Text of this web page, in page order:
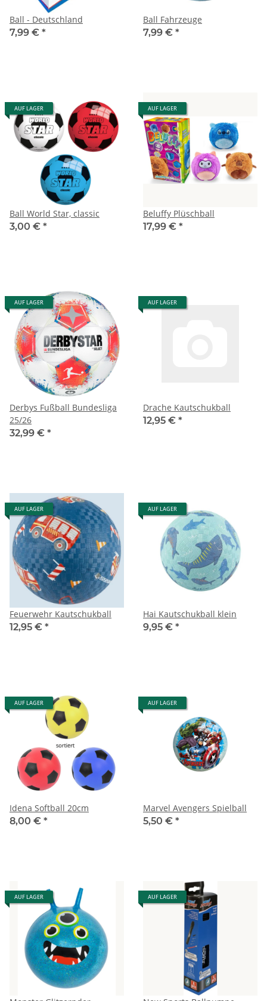
Ball - Deutschland
7,99 € *
Ball Fahrzeuge
7,99 € *
AUF LAGER
Ball World Star, classic
3,00 € *
AUF LAGER
Beluffy Plüschball
17,99 € *
AUF LAGER
Derbys Fußball Bundesliga
25/26
32,99 € *
AUF LAGER
Drache Kautschukball
12,95 € *
AUF LAGER
Feuerwehr Kautschukball
12,95 € *
AUF LAGER
Hai Kautschukball klein
9,95 € *
AUF LAGER
Idena Softball 20cm
8,00 € *
AUF LAGER
Marvel Avengers Spielball
5,50 € *
AUF LAGER AUF LAGER